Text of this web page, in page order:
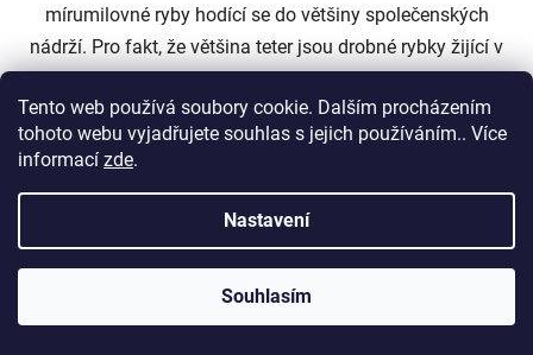
Tento web používá soubory cookie. Dalším procházením
tohoto webu vyjadřujete souhlas s jejich používáním.. Více
informací zde.
Nastavení
Souhlasím
mírumilovné ryby hodící se do většiny společenských
nádrží. Pro fakt, že většina teter jsou drobné rybky žijící v
hejnu, získali přední postavení...